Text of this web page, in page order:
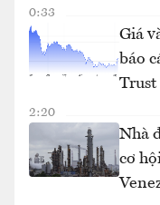
0:33
Giá
báo
Trust
2:20
Nhà
cơ